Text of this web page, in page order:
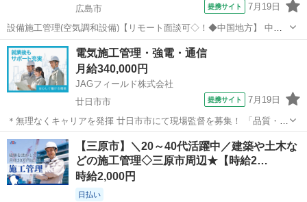
広島市
提携サイト 7月19日
設備施工管理(空気調和設備)【リモート面談可◇！◆中国地方】 中国
エリアのスーパーマーケット・オフィスビル改修工事に伴う設備施工
管理です。現場管理(工程管理・品質管理・安全管理)、図面修正
(Tfas)、事務処理などをお任...
広島 広島市 その他
電気施工管理・強電・通信
月給340,000円
JAGフィールド株式会社
廿日市市
提携サイト 7月19日
＊無理なくキャリアを発揮 廿日市市にて現場監督を募集！ 「品質・安
全・工程をしっかり管理し、現場全体をスムーズに進めたい」 そんな
方にぴったりの環境です。あなたがこれまで培った経験はしっかり評
価致します！ ＜プロジ...
広島 廿日市市 その他
【三原市】＼20～40代活躍中／建築や土木な
どの施工管理◇三原市周辺★【時給2…
時給2,000円
日払い